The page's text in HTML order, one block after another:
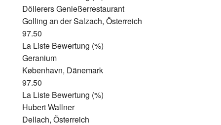
Döllerers Genießerrestaurant
Golling an der Salzach, Österreich
97.50
La Liste Bewertung (%)
Geranium
København, Dänemark
97.50
La Liste Bewertung (%)
Hubert Wallner
Dellach, Österreich